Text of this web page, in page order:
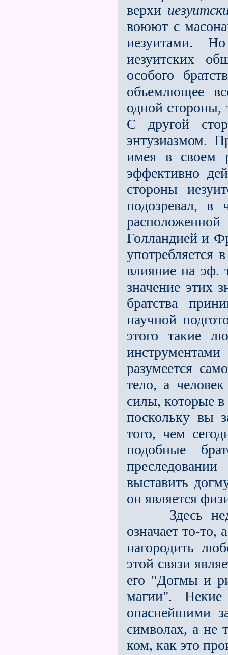
верхи
воюют с
иезуитами.
иезуитских
особого
объемлющее
одной стороны,
С другой
энтузиазмом.
имея в своем
эффективно
стороны
подозревал,
Голландией и
употребляется
влияние на эф.
значение этих
братства
научной
этого такие
разумеется
тело, а
силы, которые
поскольку вы
того, чем
подобные
выставить
он является
Здесь
означает то-
нагородить
этой связи
его "Догмы и
магии".
опасней­шими
символах, а не
ком, как это